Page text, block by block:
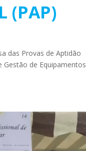
(PAP)
das Provas de Aptidão
Gestão de Equipamentos